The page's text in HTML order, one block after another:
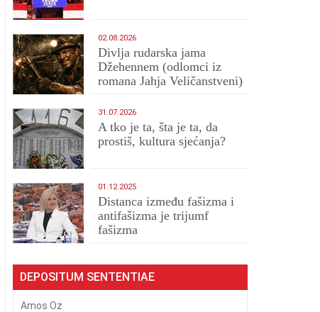
02.08.2026
Divlja rudarska jama
Džehennem (odlomci iz
romana Jahja Veličanstveni)
31.07.2026
A tko je ta, šta je ta, da
prostiš, kultura sjećanja?
01.12.2025
Distanca između fašizma i
antifašizma je trijumf
fašizma
DEPOSITUM SENTENTIAE
Amos Oz